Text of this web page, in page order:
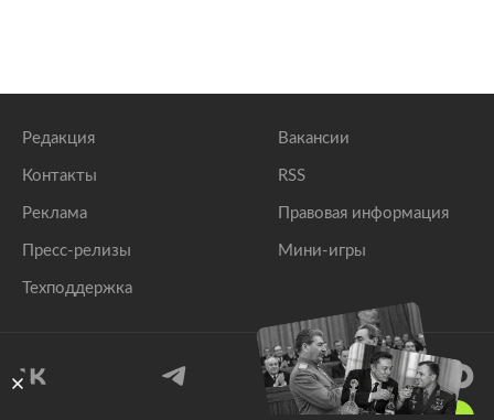
Редакция
Контакты
Реклама
Пресс-релизы
Техподдержка
Вакансии
RSS
Правовая информация
Мини-игры